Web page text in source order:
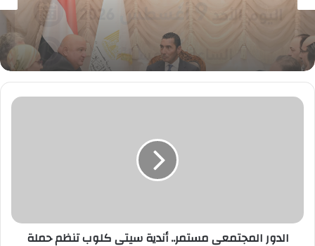
وزير الشباب والرياضة يلتقي بالرئيس التنفيذي
والعضو المنتدب لبنك saib لبحث تعزيز التعاون
المشترك بين الجانبين
الدور
تطعيم
الدور المجتمعى مستمر.. أندية سيتى كلوب تنظم حملة